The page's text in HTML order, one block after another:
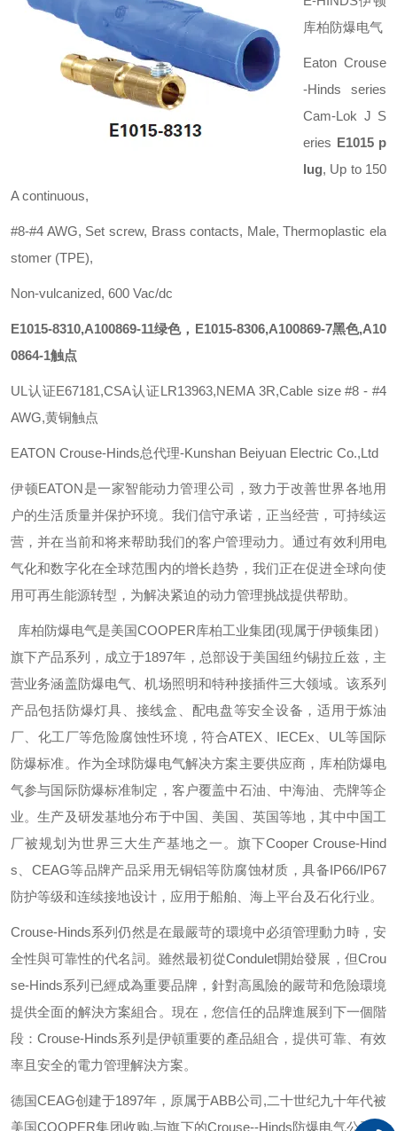
库柏防爆电气
Eaton Crouse
-Hinds series
Cam-Lok J S
eries E1015 p
lug, Up to 150
A continuous,
#8-#4 AWG, Set screw, Brass contacts, Male, Thermoplastic ela
stomer (TPE),
Non-vulcanized, 600 Vac/dc
E1015-8310,A100869-11绿色，E1015-8306,A100869-7黑色,A10
0864-1触点
UL认证E67181,CSA认证LR13963,NEMA 3R,Cable size #8 - #4
AWG,黄铜触点
EATON Crouse-Hinds总代理-Kunshan Beiyuan Electric Co.,Ltd
伊顿EATON是一家智能动力管理公司，致力于改善世界各地用
户的生活质量并保护环境。我们信守承诺，正当经营，可持续运
营，并在当前和将来帮助我们的客户管理动力。通过有效利用电
气化和数字化在全球范围内的增长趋势，我们正在促进全球向使
用可再生能源转型，为解决紧迫的动力管理挑战提供帮助。
库柏防爆电气是美国COOPER库柏工业集团(现属于伊顿集团）
旗下产品系列，成立于1897年，总部设于美国纽约锡拉丘兹，主
营业务涵盖防爆电气、机场照明和特种接插件三大领域。该系列
产品包括防爆灯具、接线盒、配电盘等安全设备，适用于炼油
厂、化工厂等危险腐蚀性环境，符合ATEX IECEx UL 等国际
防爆标准。作为全球防爆电气解决方案主要供应商，库柏防爆电
气参与国际防爆标准制定，客户覆盖中石油、中海油、壳牌等企
业。生产及研发基地分布于中国、美国、英国等地，其中中国工
厂被规划为世界三大生产基地之一。旗下Cooper Crouse-Hind
s
CEAG等品牌产品采用无铜铝等防腐蚀材质，具备IP66/IP67
防护等级和连续接地设计，应用于船舶、海上平台及石化行业。
Crouse-Hinds系列仍然是在最嚴苛的環境中必須管理動力時，安
全性與可靠性的代名詞。雖然最初從Condulet開始發展，但Crou
se-Hinds系列已經成為重要品牌，針對高風險的嚴苛和危險環境
提供全面的解決方案組合。現在，您信任的品牌進展到下一個階
段：Crouse-Hinds系列是伊頓重要的產品組合，提供可靠、有效
率且安全的電力管理解決方案。
德国CEAG创建于1897年，原属于ABB公司,二十世纪九十年代被
美国COOPER集团收购,与旗下的Crouse--Hinds防爆电气公司组